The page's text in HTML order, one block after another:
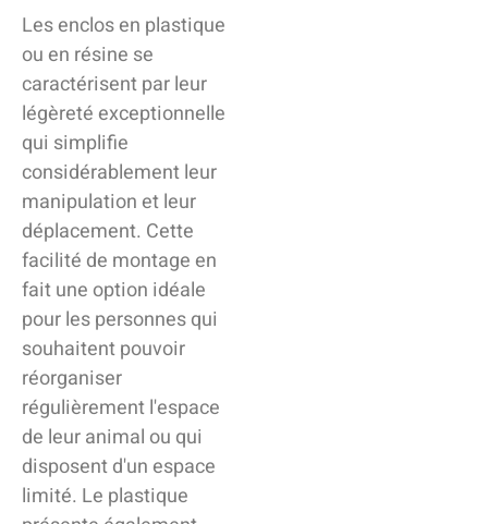
Les enclos en plastique
ou en résine se
caractérisent par leur
légèreté exceptionnelle
qui simplifie
considérablement leur
manipulation et leur
déplacement. Cette
facilité de montage en
fait une option idéale
pour les personnes qui
souhaitent pouvoir
réorganiser
régulièrement l'espace
de leur animal ou qui
disposent d'un espace
limité. Le plastique